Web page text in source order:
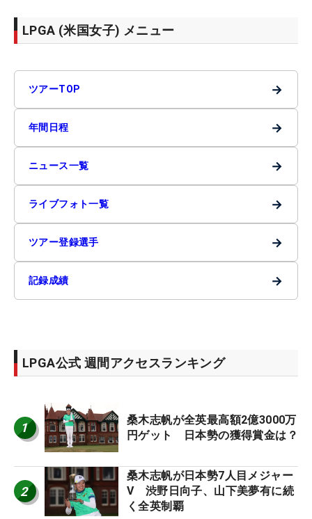
LPGA (米国女子) メニュー
ツアーTOP →
年間日程 →
ニュース一覧 →
ライブフォト一覧 →
ツアー登録選手 →
記録成績 →
LPGA公式 週間アクセスランキング
1
桑木志帆が全英最高額2億3000万
円ゲット 日本勢の獲得賞金は？
2
桑木志帆が日本勢7人目メジャー
V 渋野日向子、山下美夢有に続
く全英制覇